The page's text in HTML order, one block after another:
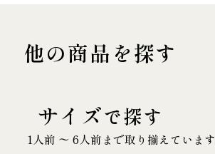
他の商品を探す
サイズで探す
1人前 〜 6人前まで取り揃えています